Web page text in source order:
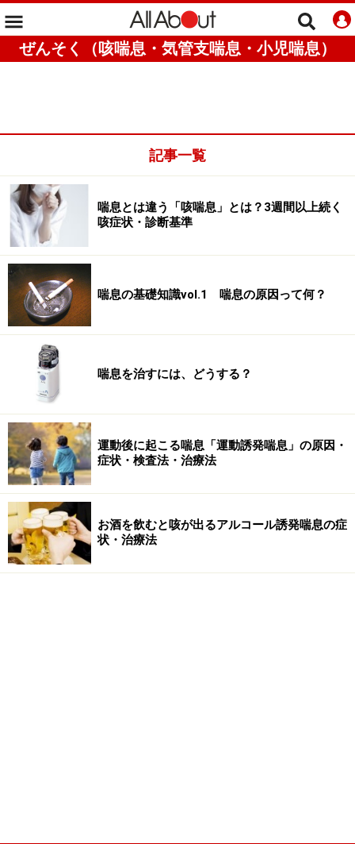
ぜんそく（咳喘息・気管支喘息・小児喘息）
記事一覧
喘息とは違う「咳喘息」とは？3週間以上続く
咳症状・診断基準
喘息の基礎知識vol.1 喘息の原因って何？
喘息を治すには、どうする？
運動後に起こる喘息「運動誘発喘息」の原因・
症状・検査法・治療法
お酒を飲むと咳が出るアルコール誘発喘息の症
状・治療法